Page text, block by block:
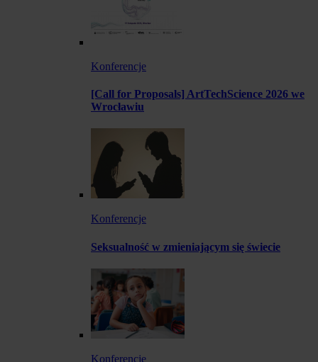
Konferencje
[Call for Proposals] ArtTechScience 2026 we
Wrocławiu
Konferencje
Seksualność w zmieniającym się świecie
Konferencje